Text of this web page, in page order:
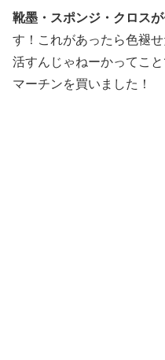
靴墨・スポンジ・クロス
す！これがあったら色褪
活すんじゃねーかってこ
マーチンを買いました！